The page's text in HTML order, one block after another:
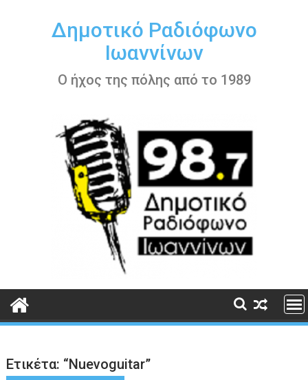
περιεχόμενοΔημοτικό Ραδιόφωνο
Ιωαννίνων
Ο ήχος της πόλης από το 1989
Ετικέτα: “Nuevoguitar”